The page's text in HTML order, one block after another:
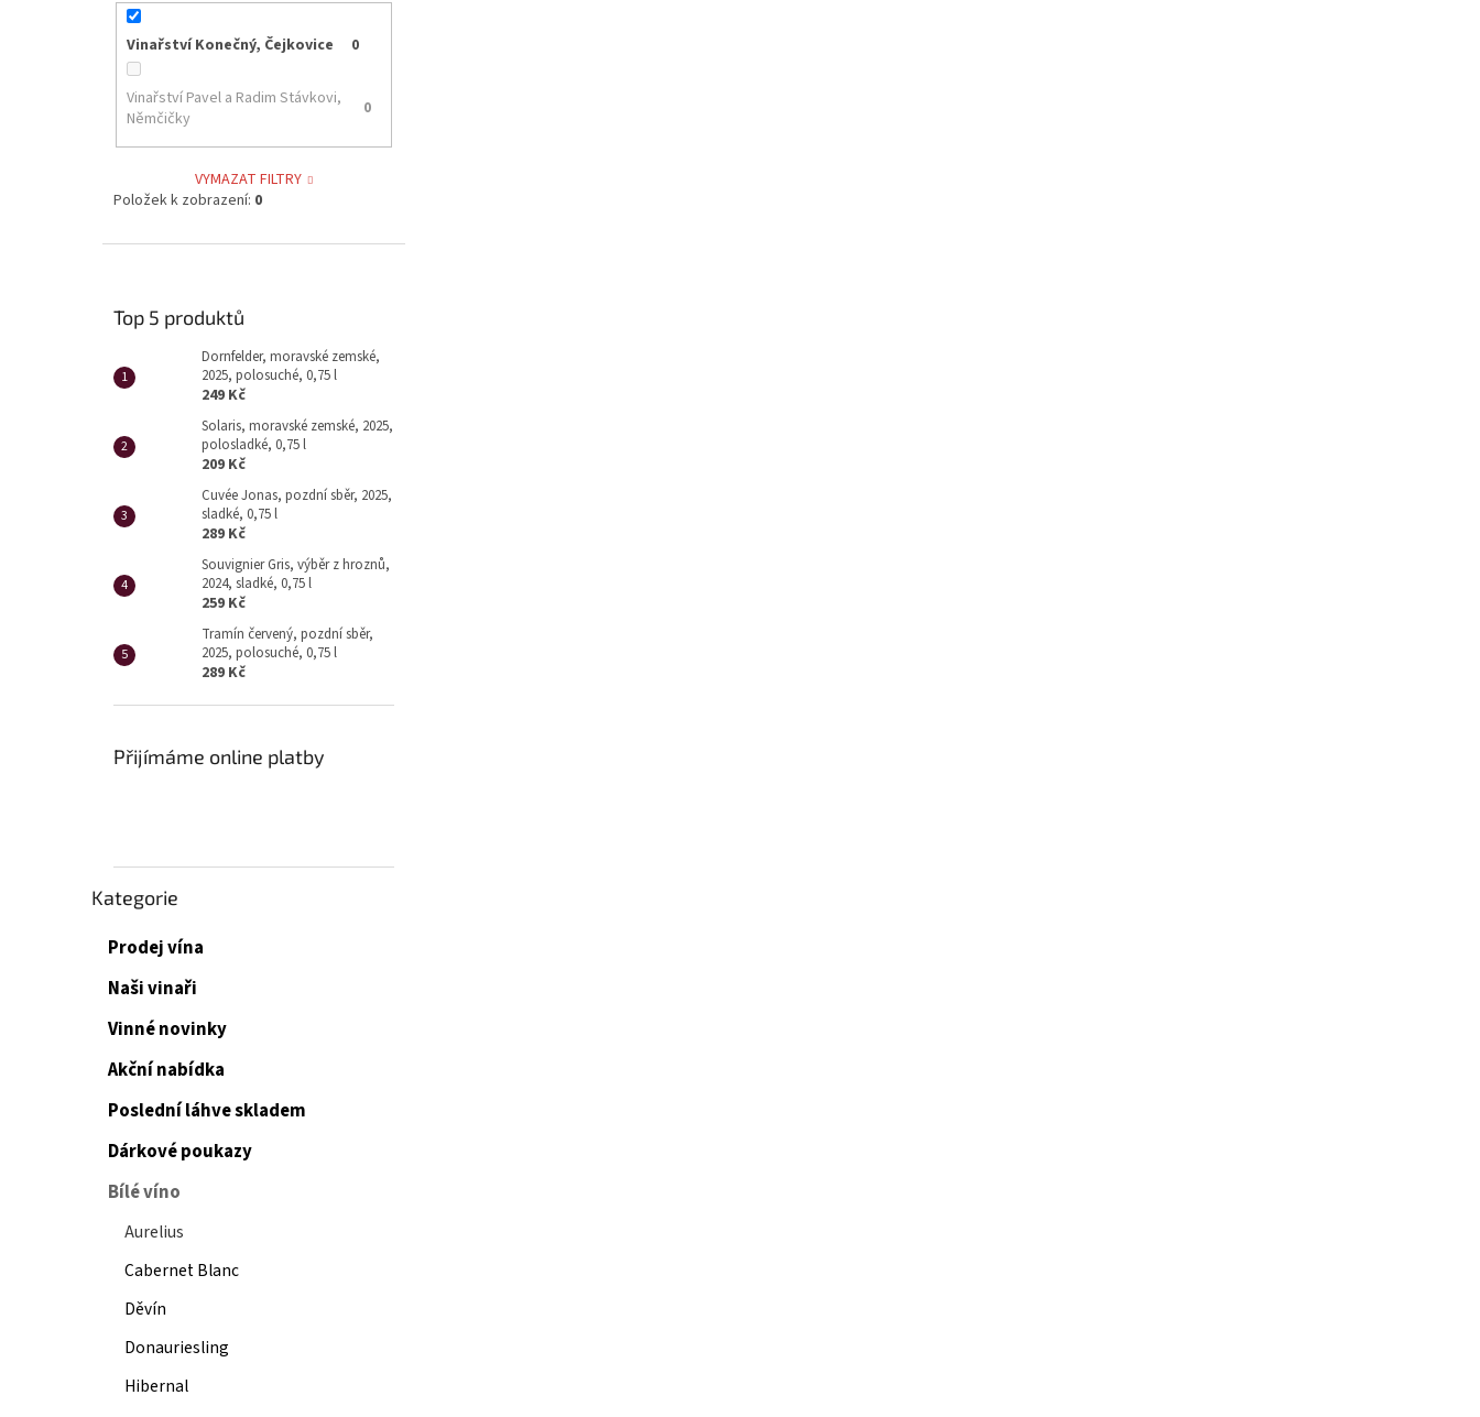
Vinařství Konečný, Čejkovice 0
Vinařství Pavel a Radim Stávkovi,
Němčičky
0
VYMAZAT FILTRY
Položek k zobrazení: 0
Top 5 produktů
Dornfelder, moravské zemské,
2025, polosuché, 0,75 l
249 Kč
Solaris, moravské zemské, 2025,
polosladké, 0,75 l
209 Kč
Cuvée Jonas, pozdní sběr, 2025,
sladké, 0,75 l
289 Kč
Souvignier Gris, výběr z hroznů,
2024, sladké, 0,75 l
259 Kč
Tramín červený, pozdní sběr,
2025, polosuché, 0,75 l
289 Kč
Přijímáme online platby
Přeskočit
Kategorie
Prodej vína
Naši vinaři
Vinné novinky
Akční nabídka
Poslední láhve skladem
Dárkové poukazy
Bílé víno
Aurelius
Cabernet Blanc
Děvín
Donauriesling
Hibernal